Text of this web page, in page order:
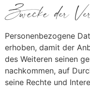
Zwecke der
Personenbezogene
erhoben, damit der
des Weiteren seinen
nachkommen, auf
seine Rechte und